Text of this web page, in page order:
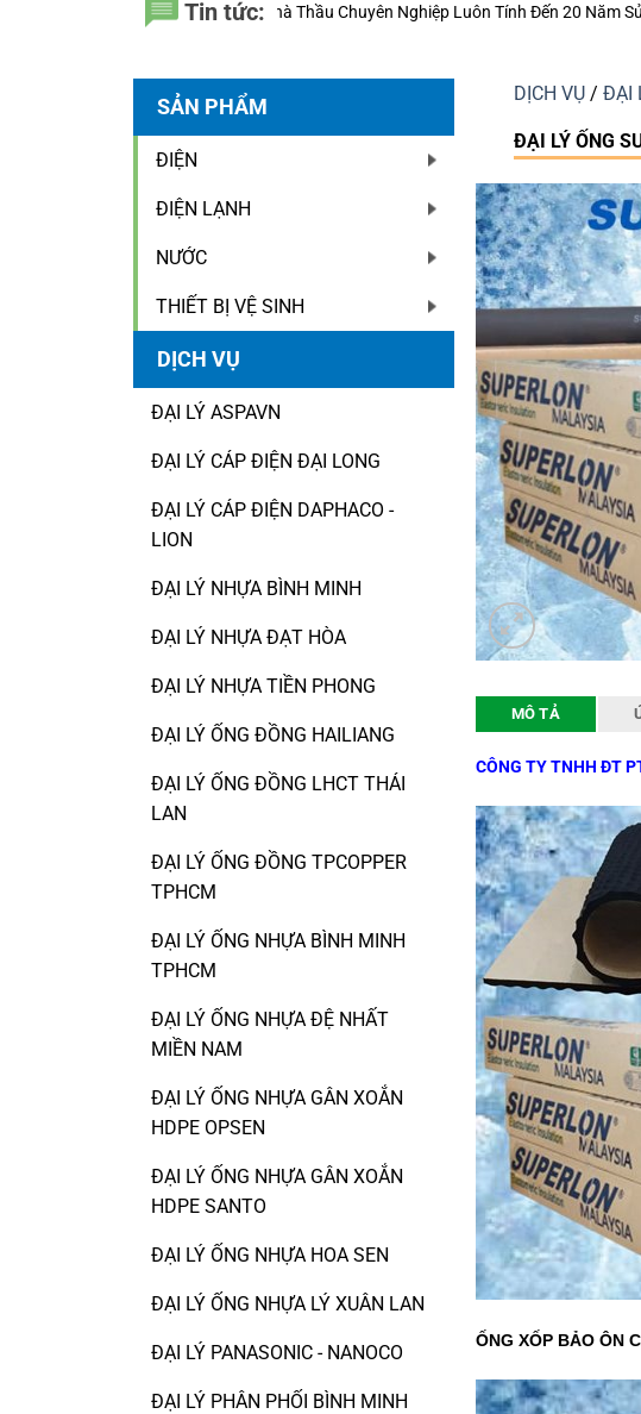
Tin tức:
Thầu Chuyên Nghiệp Luôn Tính Đến 20 Năm Sử Dụng Thay Vì Chỉ Giá Thành? Thiết
SẢN PHẨM
ĐIỆN
ĐIỆN LẠNH
NƯỚC
THIẾT BỊ VỆ SINH
DỊCH VỤ
ĐẠI LÝ ASPAVN
ĐẠI LÝ CÁP ĐIỆN ĐẠI LONG
ĐẠI LÝ CÁP ĐIỆN DAPHACO -
LION
ĐẠI LÝ NHỰA BÌNH MINH
ĐẠI LÝ NHỰA ĐẠT HÒA
ĐẠI LÝ NHỰA TIỀN PHONG
ĐẠI LÝ ỐNG ĐỒNG HAILIANG
ĐẠI LÝ ỐNG ĐỒNG LHCT THÁI
LAN
ĐẠI LÝ ỐNG ĐỒNG TPCOPPER
TPHCM
ĐẠI LÝ ỐNG NHỰA BÌNH MINH
TPHCM
ĐẠI LÝ ỐNG NHỰA ĐỆ NHẤT
MIỀN NAM
ĐẠI LÝ ỐNG NHỰA GÂN XOẮN
HDPE OPSEN
ĐẠI LÝ ỐNG NHỰA GÂN XOẮN
HDPE SANTO
ĐẠI LÝ ỐNG NHỰA HOA SEN
ĐẠI LÝ ỐNG NHỰA LÝ XUÂN LAN
ĐẠI LÝ PANASONIC - NANOCO
ĐẠI LÝ PHÂN PHỐI BÌNH MINH
DỊCH VỤ / ĐẠI
ĐẠI LÝ ỐNG
MÔ TẢ
CÔNG TY TNHH ĐT
ỐNG XỐP BẢO ÔN